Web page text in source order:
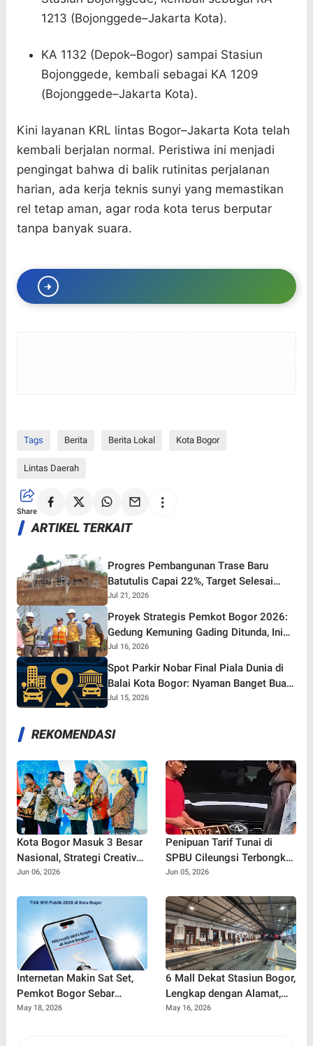
1213 (Bojonggede–Jakarta Kota).
KA 1132 (Depok–Bogor) sampai Stasiun
Bojonggede, kembali sebagai KA 1209
(Bojonggede–Jakarta Kota).
Kini layanan KRL lintas Bogor–Jakarta Kota telah
kembali berjalan normal. Peristiwa ini menjadi
pengingat bahwa di balik rutinitas perjalanan
harian, ada kerja teknis sunyi yang memastikan
rel tetap aman, agar roda kota terus berputar
tanpa banyak suara.
Tags Berita Berita Lokal Kota Bogor
Lintas Daerah
Share
ARTIKEL TERKAIT
Progres Pembangunan Trase Baru
Batutulis Capai 22%, Target Selesai
Oktober 2026!
Jul 21, 2026
Proyek Strategis Pemkot Bogor 2026:
Gedung Kemuning Gading Ditunda, Ini
yang Tetap Gaspol!
Jul 16, 2026
Spot Parkir Nobar Final Piala Dunia di
Balai Kota Bogor: Nyaman Banget Buat
Nonton Bareng!
Jul 15, 2026
REKOMENDASI
Kota Bogor Masuk 3 Besar
Nasional, Strategi Creative
Financing Pemkot Tuai
Jun 06, 2026
Penipuan Tarif Tunai di
SPBU Cileungsi Terbongkar,
Pelaku Gunakan Bukti
Kali
Jun 05, 2026
Internetan Makin Sat Set,
Pemkot Bogor Sebar
Puluhan Titik Wifi Gratis
May 18, 2026
6 Mall Dekat Stasiun Bogor,
Lengkap dengan Alamat,
Rating, dan Link Google
May 16, 2026